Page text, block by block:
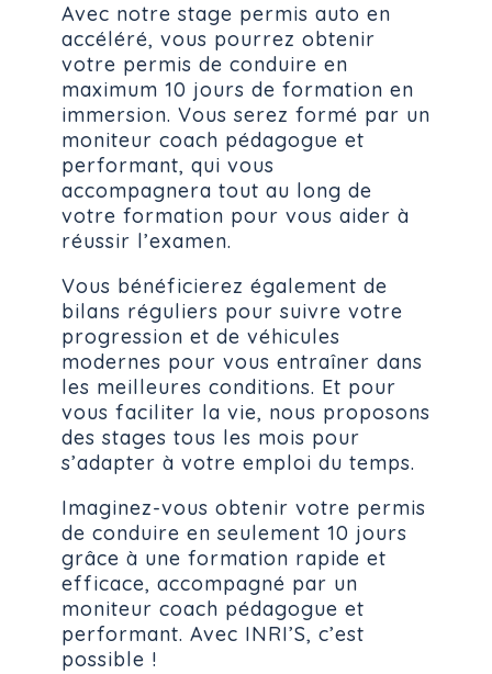
Avec notre stage permis auto en
accéléré, vous pourrez obtenir
votre permis de conduire en
maximum 10 jours de formation en
immersion. Vous serez formé par un
moniteur coach pédagogue et
performant, qui vous
accompagnera tout au long de
votre formation pour vous aider à
réussir l’examen.
Vous bénéficierez également de
bilans réguliers pour suivre votre
progression et de véhicules
modernes pour vous entraîner dans
les meilleures conditions. Et pour
vous faciliter la vie, nous proposons
des stages tous les mois pour
s’adapter à votre emploi du temps.
Imaginez-vous obtenir votre permis
de conduire en seulement 10 jours
grâce à une formation rapide et
efficace, accompagné par un
moniteur coach pédagogue et
performant. Avec INRI’S, c’est
possible !